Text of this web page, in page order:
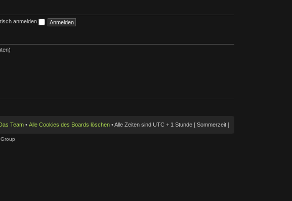
anmelden
Team• Alle Cookies des Boards löschen• Alle Zeiten sind UTC + 1 Stunde [ Sommerzeit ]